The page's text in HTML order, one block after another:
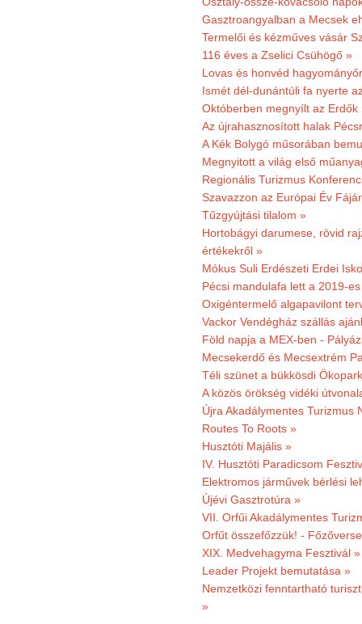
Gasztroangyalban a Mecsek
Termelői és kézműves vásár
116 éves a Zselici Csühögő »
Lovas és honvéd
Ismét dél-dunántúli fa nyerte
Októberben megnyílt az
Az újrahasznosított halak
A Kék Bolygó műsorában
Megnyitott a világ első
Regionális Turizmus
Szavazzon az Európai Év
Tűzgyújtási tilalom »
Hortobágyi darumese, rövid
értékekről »
Mókus Suli Erdészeti Erdei
Pécsi mandulafa lett a 2019-
Oxigéntermelő algapavilont
Vackor Vendégház szállás
Föld napja a MEX-ben -
Mecsekerdő és Mecsextrém
Téli szünet a bükkösdi
A közös örökség vidéki
Újra Akadálymentes Turizmus
Routes To Roots »
Husztóti Majális »
IV. Husztóti Paradicsom
Elektromos járművek bérlési
Újévi Gasztrotúra »
VII. Orfűi Akadálymentes
Orfűt összefőzzük! -
XIX. Medvehagyma Fesztivál »
Leader Projekt bemutatása »
Nemzetközi fenntartható
»